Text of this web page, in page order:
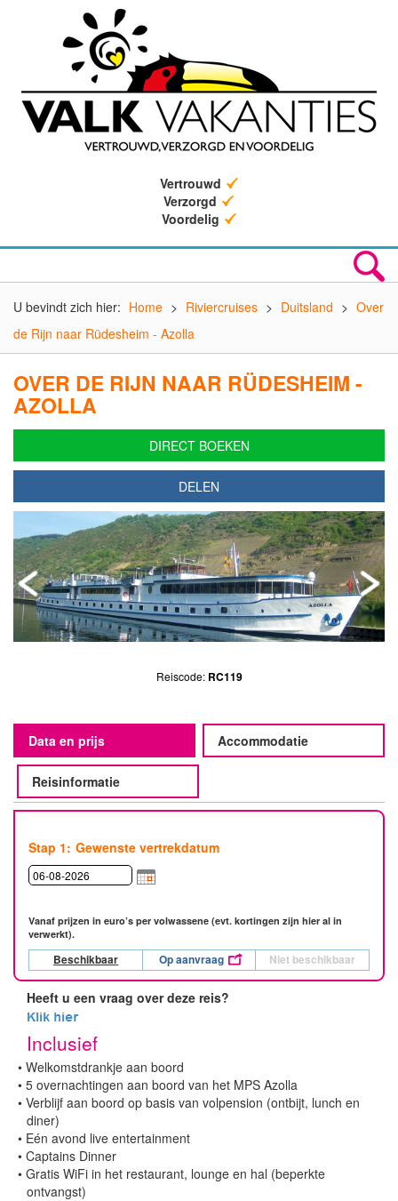
Vertrouwd
Verzorgd
Voordelig
U bevindt zich hier: Home > Riviercruises > Duitsland > Over
de Rijn naar Rüdesheim - Azolla
OVER DE RIJN NAAR RÜDESHEIM -
AZOLLA
DIRECT BOEKEN
DELEN
Reiscode: RC119
Data en prijs Accommodatie
Reisinformatie
Gewenste vertrekdatum
Vanaf prijzen in euro’s per volwassene (evt. kortingen zijn hier al in
verwerkt).
Beschikbaar Op aanvraag Niet beschikbaar
Heeft u een vraag over deze reis?
Inclusief
• Welkomstdrankje aan boord
• 5 overnachtingen aan boord van het MPS Azolla
• Verblijf aan boord op basis van volpension (ontbijt, lunch en
diner)
• Eén avond live entertainment
• Captains Dinner
• Gratis WiFi in het restaurant, lounge en hal (beperkte
ontvangst)